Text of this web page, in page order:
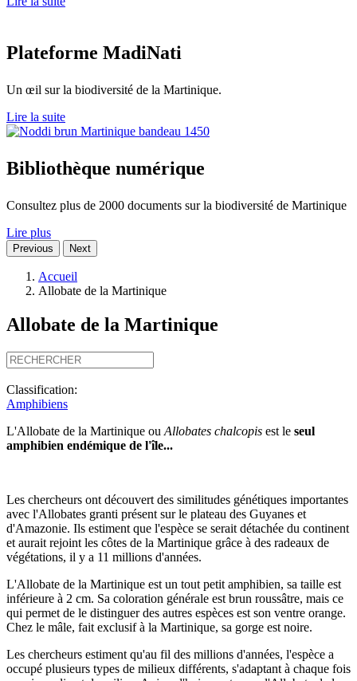
Plateforme MadiNati
Un œil sur la biodiversité de la Martinique.
Lire la suite
Bibliothèque numérique
Consultez plus de 2000 documents sur la biodiversité de Martinique
Lire plus
Previous Next
Accueil
Allobate de la Martinique
Allobate de la Martinique
Classification:
Amphibiens
L'Allobate de la Martinique ou Allobates chalcopis est le seul
amphibien endémique de l'île...
Les chercheurs ont découvert des similitudes génétiques importantes
avec l'Allobates granti présent sur le plateau des Guyanes et
d'Amazonie. Ils estiment que l'espèce se serait détachée du continent
et aurait rejoint les côtes de la Martinique grâce à des radeaux de
végétations, il y a 11 millions d'années.
L'Allobate de la Martinique est un tout petit amphibien, sa taille est
inférieure à 2 cm. Sa coloration générale est brun roussâtre, mais ce
qui permet de le distinguer des autres espèces est son ventre orange.
Chez le mâle, fait exclusif à la Martinique, sa gorge est noire.
Les chercheurs estiment qu'au fil des millions d'années, l'espèce a
occupé plusieurs types de milieux différents, s'adaptant à chaque fois